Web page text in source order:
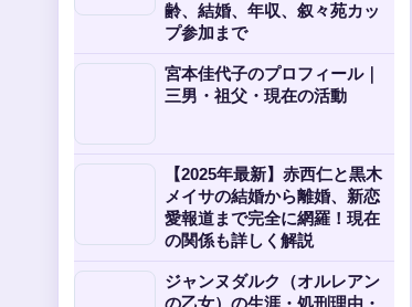
齢、結婚、年収、叙々苑カッ
プ参加まで
宮本佳代子のプロフィール｜
三男・祖父・現在の活動
【2025年最新】赤西仁と黒木
メイサの結婚から離婚、新恋
愛報道まで完全に網羅！現在
の関係も詳しく解説
ジャンヌダルク（オルレアン
の乙女）の生涯・処刑理由・